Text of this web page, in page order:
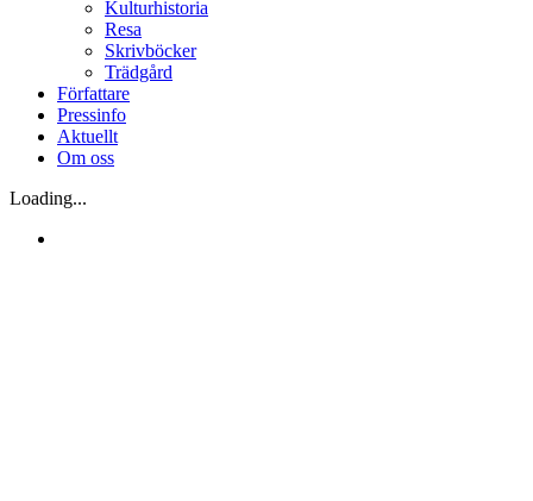
Kulturhistoria
Resa
Skrivböcker
Trädgård
Författare
Pressinfo
Aktuellt
Om oss
Loading...